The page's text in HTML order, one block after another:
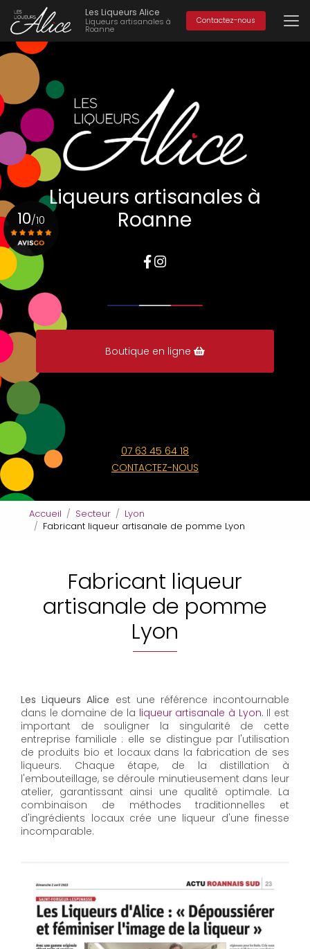
Aller
contenu
principal
Les Liqueurs Alice
Liqueurs artisanales à
Roanne
Contactez-nous
Liqueurs artisanales à
Roanne
Boutique en ligne
07 63 45 64 18
CONTACTEZ-NOUS
10/10
Voir le certificat
Accueil Secteur
Lyon
Fabricant liqueur artisanale de pomme Lyon
Fabricant liqueur
artisanale de pomme
Lyon
Les Liqueurs Alice est une référence incontournable
dans le domaine de la liqueur artisanale à Lyon. Il est
important de souligner la singularité de cette
entreprise familiale : elle se distingue par l'utilisation
de produits bio et locaux dans la fabrication de ses
liqueurs. Chaque étape, de la distillation à
l'embouteillage, se déroule minutieusement dans leur
atelier, garantissant ainsi une qualité optimale. La
combinaison de méthodes traditionnelles et
d'ingrédients locaux crée une liqueur d'une finesse
incomparable.